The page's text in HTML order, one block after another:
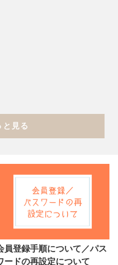
と見る
員登録手順について／パス
ードの再設定について